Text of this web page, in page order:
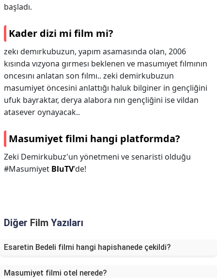
başladı.
Kader dizi mi film mi?
zekı demırkubuzun, yapım asamasında olan, 2006
kısında vızyona gırmesı beklenen ve masumıyet fılmının
oncesını anlatan son fılmı.. zeki demirkubuzun
masumiyet öncesini anlattığı haluk bilginer in gençliğini
ufuk bayraktar, derya alabora nın gençliğini ise vildan
atasever oynayacak..
Masumiyet filmi hangi platformda?
Zeki Demirkubuz'un yönetmeni ve senaristi olduğu
#Masumiyet BluTV'de!
Diğer Film Yazıları
Esaretin Bedeli filmi hangi hapishanede çekildi?
Masumiyet filmi otel nerede?